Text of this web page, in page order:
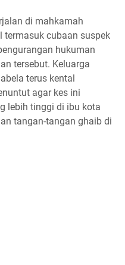
di mahkamah
termasuk cubaan suspek
hukuman
tersebut. Keluarga
terus kental
agar kes ini
lebih tinggi di ibu kota
tangan-tangan ghaib di